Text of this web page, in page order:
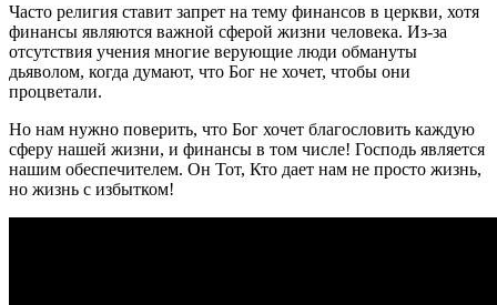
Часто религия ставит запрет на тему финансов в церкви, хотя
финансы являются важной сферой жизни человека. Из-за
отсутствия учения многие верующие люди обмануты
дьяволом, когда думают, что Бог не хочет, чтобы они
процветали.
Но нам нужно поверить, что Бог хочет благословить каждую
сферу нашей жизни, и финансы в том числе! Господь является
нашим обеспечителем. Он Тот, Кто дает нам не просто жизнь,
но жизнь с избытком!